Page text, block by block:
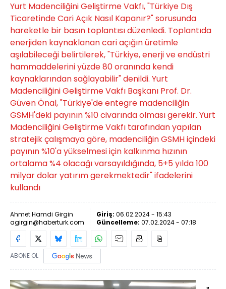
Yurt Madenciliğini Geliştirme Vakfı, "Türkiye Dış
Ticaretinde Cari Açık Nasıl Kapanır?" sorusunda
hareketle bir basın toplantısı düzenledi. Toplantıda
enerjiden kaynaklanan cari açığın üretimle
aşılabileceği belirtilerek, "Türkiye, enerji ve endüstri
hammaddelerini yüzde 80 oranında kendi
kaynaklarından sağlayabilir" denildi. Yurt
Madenciliğini Geliştirme Vakfı Başkanı Prof. Dr.
Güven Önal, "Türkiye'de entegre madenciliğin
GSMH'deki payının %10 civarında olması gerekir. Yurt
Madenciliğini Geliştirme Vakfı tarafından yapılan
stratejik çalışmaya göre, madenciliğin GSMH içindeki
payının %10'a yükselmesi için kalkınma hızının
ortalama %4 olacağı varsayıldığında, 5+5 yılda 100
milyar dolar yatırım gerekmektedir" ifadelerini
kullandı
Ahmet Hamdi Girgin
agirgin@haberturk.com
Giriş: 06.02.2024 - 15:43
Güncelleme: 07.02.2024 - 07:18
ABONE OL